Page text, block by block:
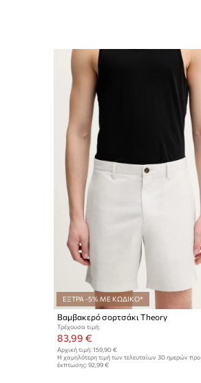
ΕΞΤΡΑ -5% ΜΕ ΚΩΔΙΚΟ*
Βαμβακερό σορτσάκι Theory
Τρέχουσα τιμή:
83,99 €
Αρχική τιμή: 159,90 €
Η χαμηλότερη τιμή των τελευταίων 30 ημερών προ
έκπτωσης: 92,99 €